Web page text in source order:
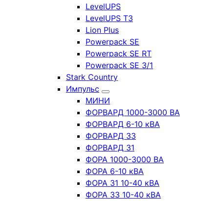
LevelUPS
LevelUPS T3
Lion Plus
Powerpack SE
Powerpack SE RT
Powerpack SE 3/1
Stark Country
Импульс
МИНИ
ФОРВАРД 1000-3000 ВА
ФОРВАРД 6-10 кВА
ФОРВАРД 33
ФОРВАРД 31
ФОРА 1000-3000 ВА
ФОРА 6-10 кВА
ФОРА 31 10-40 кВА
ФОРА 33 10-40 кВА